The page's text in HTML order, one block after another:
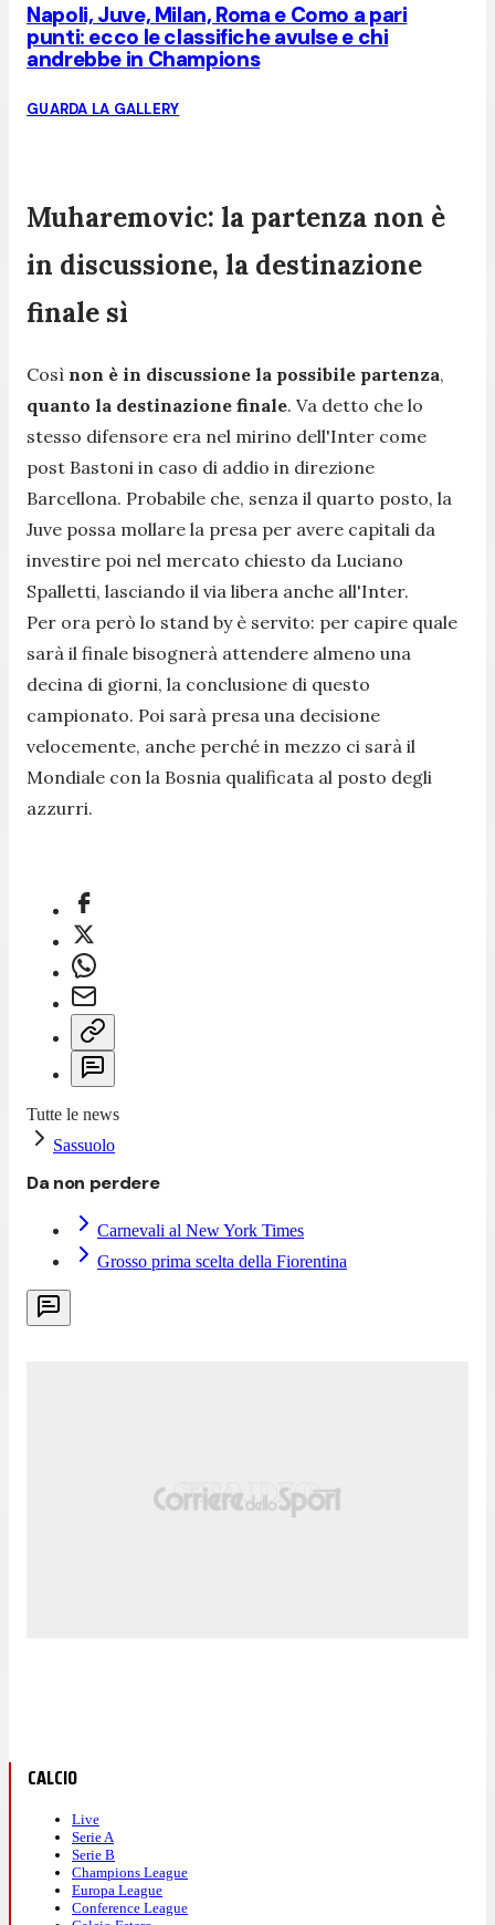
Napoli, Juve, Milan, Roma e Como a pari
punti: ecco le classifiche avulse e chi
andrebbe in Champions
GUARDA LA GALLERY
Muharemovic: la partenza non è
in discussione, la destinazione
finale sì
Così non è in discussione la possibile partenza,
quanto la destinazione finale. Va detto che lo
stesso difensore era nel mirino dell'Inter come
post Bastoni in caso di addio in direzione
Barcellona. Probabile che, senza il quarto posto, la
Juve possa mollare la presa per avere capitali da
investire poi nel mercato chiesto da Luciano
Spalletti, lasciando il via libera anche all'Inter.
Per ora però lo stand by è servito: per capire quale
sarà il finale bisognerà attendere almeno una
decina di giorni, la conclusione di questo
campionato. Poi sarà presa una decisione
velocemente, anche perché in mezzo ci sarà il
Mondiale con la Bosnia qualificata al posto degli
azzurri.
Tutte le news
Sassuolo
Da non perdere
Carnevali al New York Times
Grosso prima scelta della Fiorentina
CALCIO
Live
Serie A
Serie B
Champions League
Europa League
Conference League